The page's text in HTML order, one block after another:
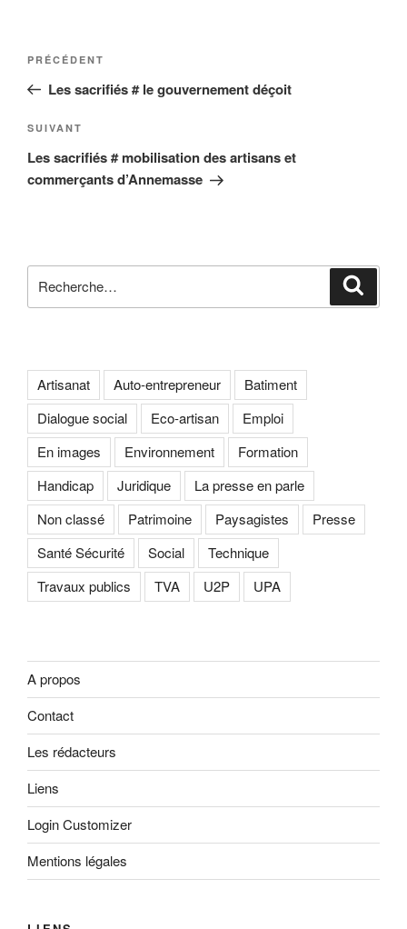
Navigation
l’article
Article
précédent
PRÉCÉDENT
Les sacrifiés # le gouvernement déçoit
Article
suivant
SUIVANT
Les sacrifiés # mobilisation des artisans et
commerçants d’Annemasse
pour
Artisanat Auto-entrepreneur
Batiment
Dialogue social
Eco-artisan
Emploi
En images
Environnement
Formation
Handicap
Juridique
La presse en parle
Non classé
Patrimoine Paysagistes
Presse
Santé Sécurité
Social
Technique
Travaux publics
TVA U2P UPA
A propos
Contact
Les rédacteurs
Liens
Login Customizer
Mentions légales